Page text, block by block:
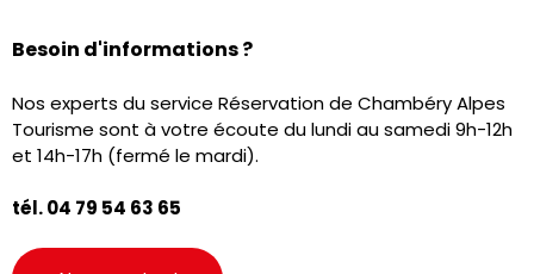
Besoin d'informations ?
Nos experts du service Réservation de Chambéry Alpes
Tourisme sont à votre écoute du lundi au samedi 9h-12h
et 14h-17h (fermé le mardi).
tél. 04 79 54 63 65